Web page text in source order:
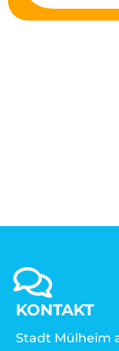
KONTAKT
Stadt Mülheim